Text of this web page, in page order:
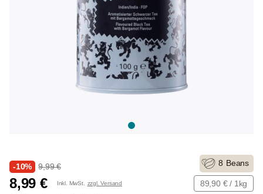
-10% 9,99 €
8,99 € Inkl. MwSt. zzgl. Versand
8 Beans
89,90 € / 1kg